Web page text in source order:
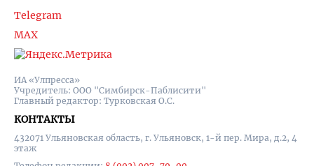
ИА «Улпресса»
Учредитель: ООО "Симбирск-Паблисити"
Главный редактор: Турковская О.С.
КОНТАКТЫ
432071 Ульяновская область, г. Ульяновск, 1-й пер. Мира, д.2, 4
этаж
Telegram
MAX